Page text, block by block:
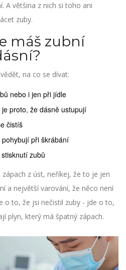
A většina z nich si toho ani
zuby.
máš zubní
na co se dívat:
nebo i jen při jídle
proto, že dásně ustupují
čistíš
při škrábání
zubů
z úst, neříkej, že to je jen
a největší varování, že něco není
o to, že jsi nečistil zuby - jde o to,
plyn, který má špatný zápach.